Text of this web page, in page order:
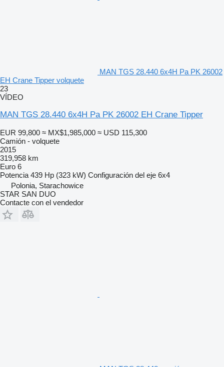
MAN TGS 28.440 6x4H Pa PK 26002
EH Crane Tipper volquete
23
VÍDEO
MAN TGS 28.440 6x4H Pa PK 26002 EH Crane Tipper
EUR 99,800 ≈ MX$1,985,000 ≈ USD 115,300
Camión - volquete
2015
319,958 km
Euro 6
Potencia 439 Hp (323 kW) Configuración del eje 6x4
Polonia, Starachowice
STAR SAN DUO
Contacte con el vendedor